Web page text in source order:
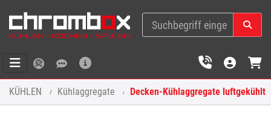
KÜHLEN Kühlaggregate Decken-Kühlaggregate luftgekühlt